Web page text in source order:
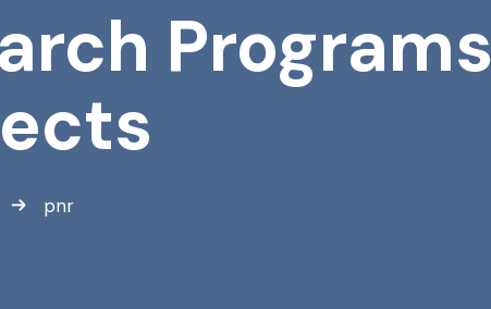
Programs
pnr